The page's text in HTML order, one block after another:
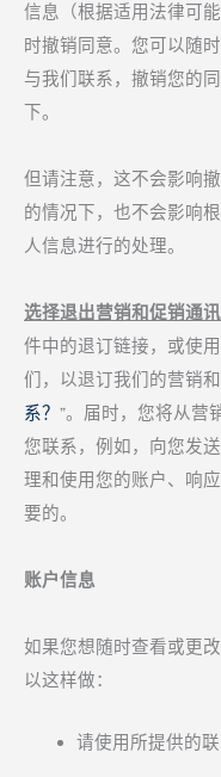
信息（根据适用法律可
时撤销同意。您可以随
与我们联系，撤销您的同
下。
但请注意，这不会影响
的情况下，也不会影响
人信息进行的处理。
选择退出营销和促销通
件中的退订链接，或使
们，以退订我们的营销和
系？ "。届时，您将从营
您联系，例如，向您发
理和使用您的账户、响
要的。
账户信息
如果您想随时查看或更
以这样做：
请使用所提供的